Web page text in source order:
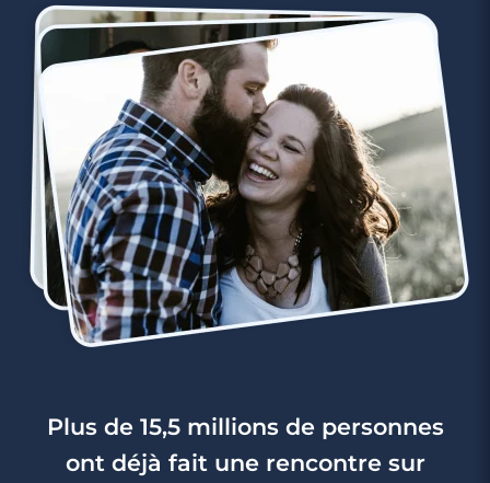
Plus de 15,5 millions de personnes
ont déjà fait une rencontre sur